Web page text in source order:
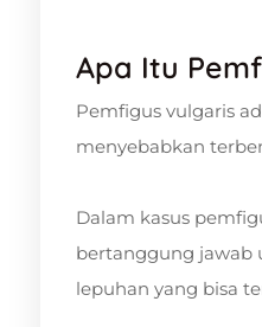
Apa Itu
Pemfigus vulgaris
menyebabkan
Dalam kasus
bertanggung jawab
lepuhan yang bisa